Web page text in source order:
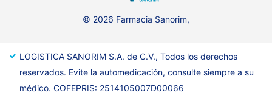
© 2026 Farmacia Sanorim,
LOGISTICA SANORIM S.A. de C.V., Todos los derechos
reservados. Evite la automedicación, consulte siempre a su
médico. COFEPRIS: 2514105007D00066